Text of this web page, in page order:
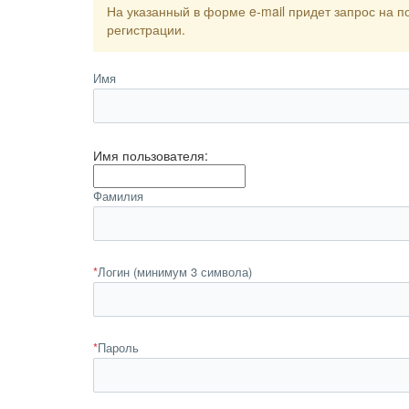
На указанный в форме e-mail придет запрос на
регистрации.
Имя
Имя пользователя:
Фамилия
*Логин (минимум 3 символа)
*Пароль